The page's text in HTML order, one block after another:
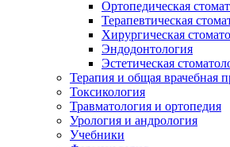
Ортопедическая
Терапевтическая
Хирургическая
Эндодонтология
Эстетическая
Терапия и общая врачебная
Токсикология
Травматология и ортопедия
Урология и андрология
Учебники